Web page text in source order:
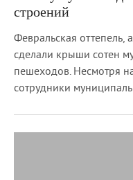
строений
Февральская оттепель,
сделали крыши сотен
пешеходов. Несмотря
сотрудники